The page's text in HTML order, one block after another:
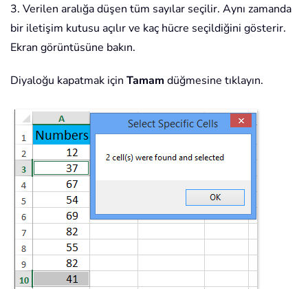
3. Verilen aralığa düşen tüm sayılar seçilir. Aynı zamanda
bir iletişim kutusu açılır ve kaç hücre seçildiğini gösterir.
Ekran görüntüsüne bakın.
Diyaloğu kapatmak için Tamam düğmesine tıklayın.